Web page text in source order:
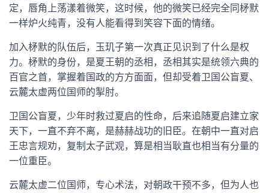
定，唇角上荡漾着微笑，这时候，他的微笑已经完全同柕默
一样炉火纯青，没有人能看得到笑容下面的情绪。
加入柕默的队伍后，玉玑子第一次真正见识到了什么是权
力。柕默的身份，是夏王朝的丞相，丞相其实是统领六典的
百官之首，掌握着国政的方方面面，但却受着卫国公盲夏、
云麓太虚两位国师的掣肘。
卫国公盲夏，少年时救过夏启的性命，后来追随夏启建立家
天下，一直不弃不离，是赫赫战功的旧臣。在朝中一直对启
王忠言规劝，复制太子武观，算是相当耿直也相当有分量的
一位重臣。
云麓太虚二位国师，专心术法，对朝政干预不多，但为人也